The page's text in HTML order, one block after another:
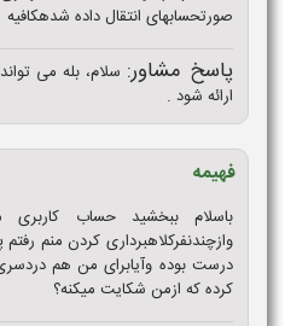
صورتحسابهای انتقال داده شدهکافیه
پاسخ مشاور: سلام، بله می
ارائه شود .
فهیمه
باسلام ببخشید حساب
وازچندنفرکلاهبرداری کردن منم
درست بوده وآیابرای من هم
کرده که ازمن شکایت میکنه؟